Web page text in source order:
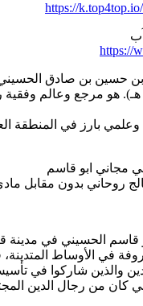
https://
حسين بن صادق الحسيني
ذو القعدة 1386 هـ). هو مرجع وعالم
بارز في المنطقة
روحاني بدون مقابل مادي
في الأوساط المتدينة،
والذين شاركوا في
من رجال الدين